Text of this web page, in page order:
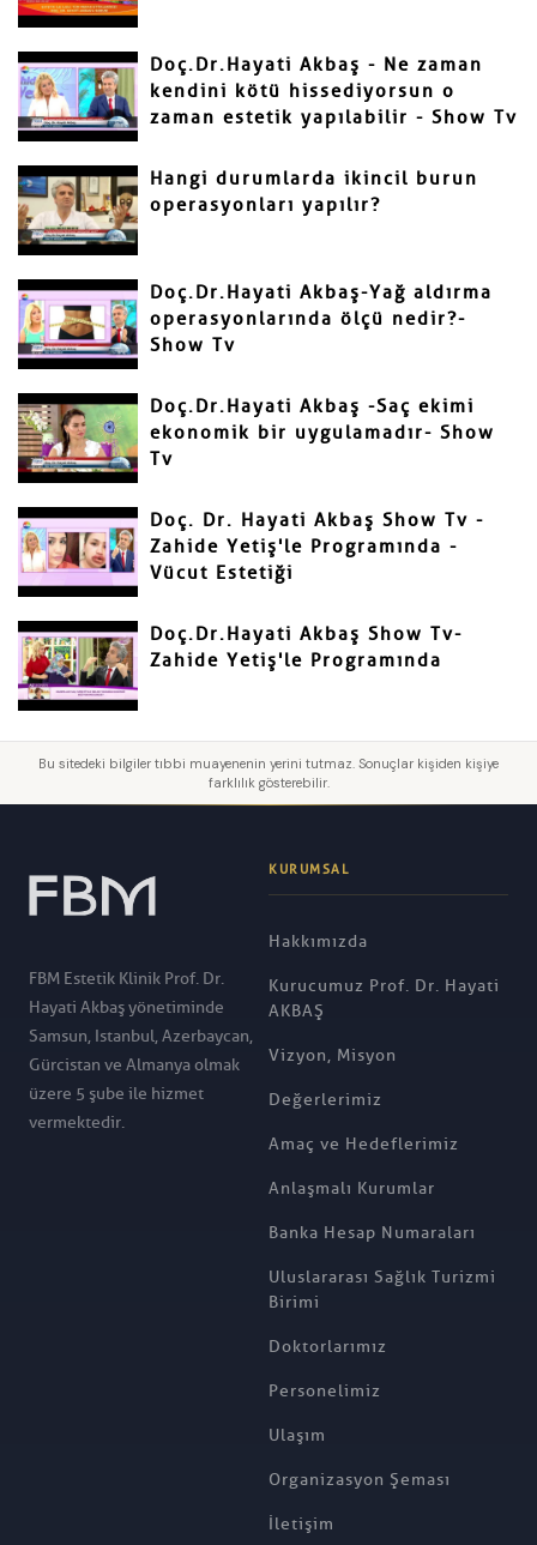
Gönder
Doç.Dr.Hayati Akbaş - Ne zaman
kendini kötü hissediyorsun o
zaman estetik yapılabilir - Show Tv
Hangi durumlarda ikincil burun
operasyonları yapılır?
Doç.Dr.Hayati Akbaş-Yağ aldırma
operasyonlarında ölçü nedir?-
Show Tv
Doç.Dr.Hayati Akbaş -Saç ekimi
ekonomik bir uygulamadır- Show
Tv
Doç. Dr. Hayati Akbaş Show Tv -
Zahide Yetiş'le Programında -
Vücut Estetiği
Doç.Dr.Hayati Akbaş Show Tv-
Zahide Yetiş'le Programında
Bu sitedeki bilgiler tıbbi muayenenin yerini tutmaz. Sonuçlar kişiden kişiye
farklılık gösterebilir.
FBM Estetik Klinik Prof. Dr.
Hayati Akbaş yönetiminde
Samsun, Istanbul, Azerbaycan,
Gürcistan ve Almanya olmak
üzere 5 şube ile hizmet
vermektedir.
KURUMSAL
Hakkımızda
Kurucumuz Prof. Dr. Hayati
AKBAŞ
Vizyon, Misyon
Değerlerimiz
Amaç ve Hedeflerimiz
Anlaşmalı Kurumlar
Banka Hesap Numaraları
Uluslararası Sağlık Turizmi
Birimi
Doktorlarımız
Personelimiz
Ulaşım
Organizasyon Şeması
İletişim